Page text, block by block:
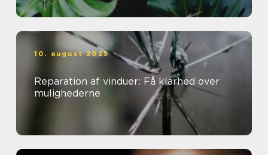
10. august 2025
Reparation af vinduer: Få klarhed over
mulighederne